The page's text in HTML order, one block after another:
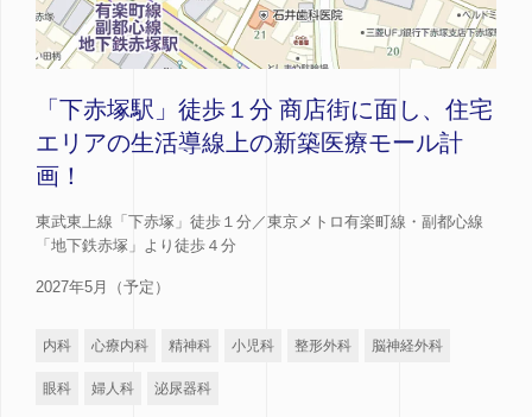
「下赤塚駅」徒歩１分 商店街に面し、住宅
エリアの生活導線上の新築医療モール計
画！
東武東上線「下赤塚」徒歩１分／東京メトロ有楽町線・副都心線
「地下鉄赤塚」より徒歩４分
2027年5月（予定）
内科 心療内科 精神科 小児科 整形外科 脳神経外科
眼科 婦人科 泌尿器科